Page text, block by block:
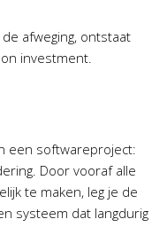
afweging, ontstaat
investment.
een softwareproject:
Door vooraf alle
te maken, leg je de
systeem dat langdurig